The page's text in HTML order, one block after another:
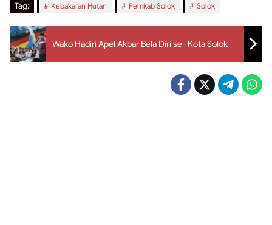
Tag: Kebakaran Hutan Pemkab Solok Solok
Wako Hadiri Apel Akbar Bela Diri se- Kota Solok